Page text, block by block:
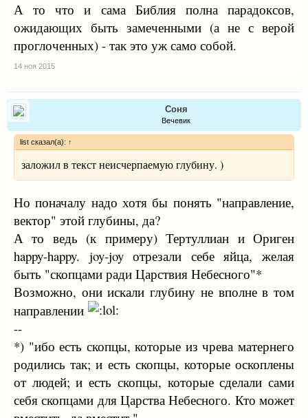
А то что и сама Библия полна парадоксов,
ожидающих быть замеченными (а не с верой
проглоченных) - так это уж само собой.
14 ноя 2015
Соня
Вечевик
list сказал(а): ↑
заложил в текст неисчерпаемую глубину. )
Но поначалу надо хотя бы понять "направление,
вектор" этой глубины, да?
А то ведь (к примеру) Тертуллиан и Ориген
happy-happy. joy-joy отрезали себе яйца, желая
быть "скопцами ради Царствия Небесного"*
Возможно, они искали глубину не вполне в том
направлении
--
*) "ибо есть скопцы, которые из чрева матернего
родились так; и есть скопцы, которые оскоплены
от людей; и есть скопцы, которые сделали сами
себя скопцами для Царства Небесного. Кто может